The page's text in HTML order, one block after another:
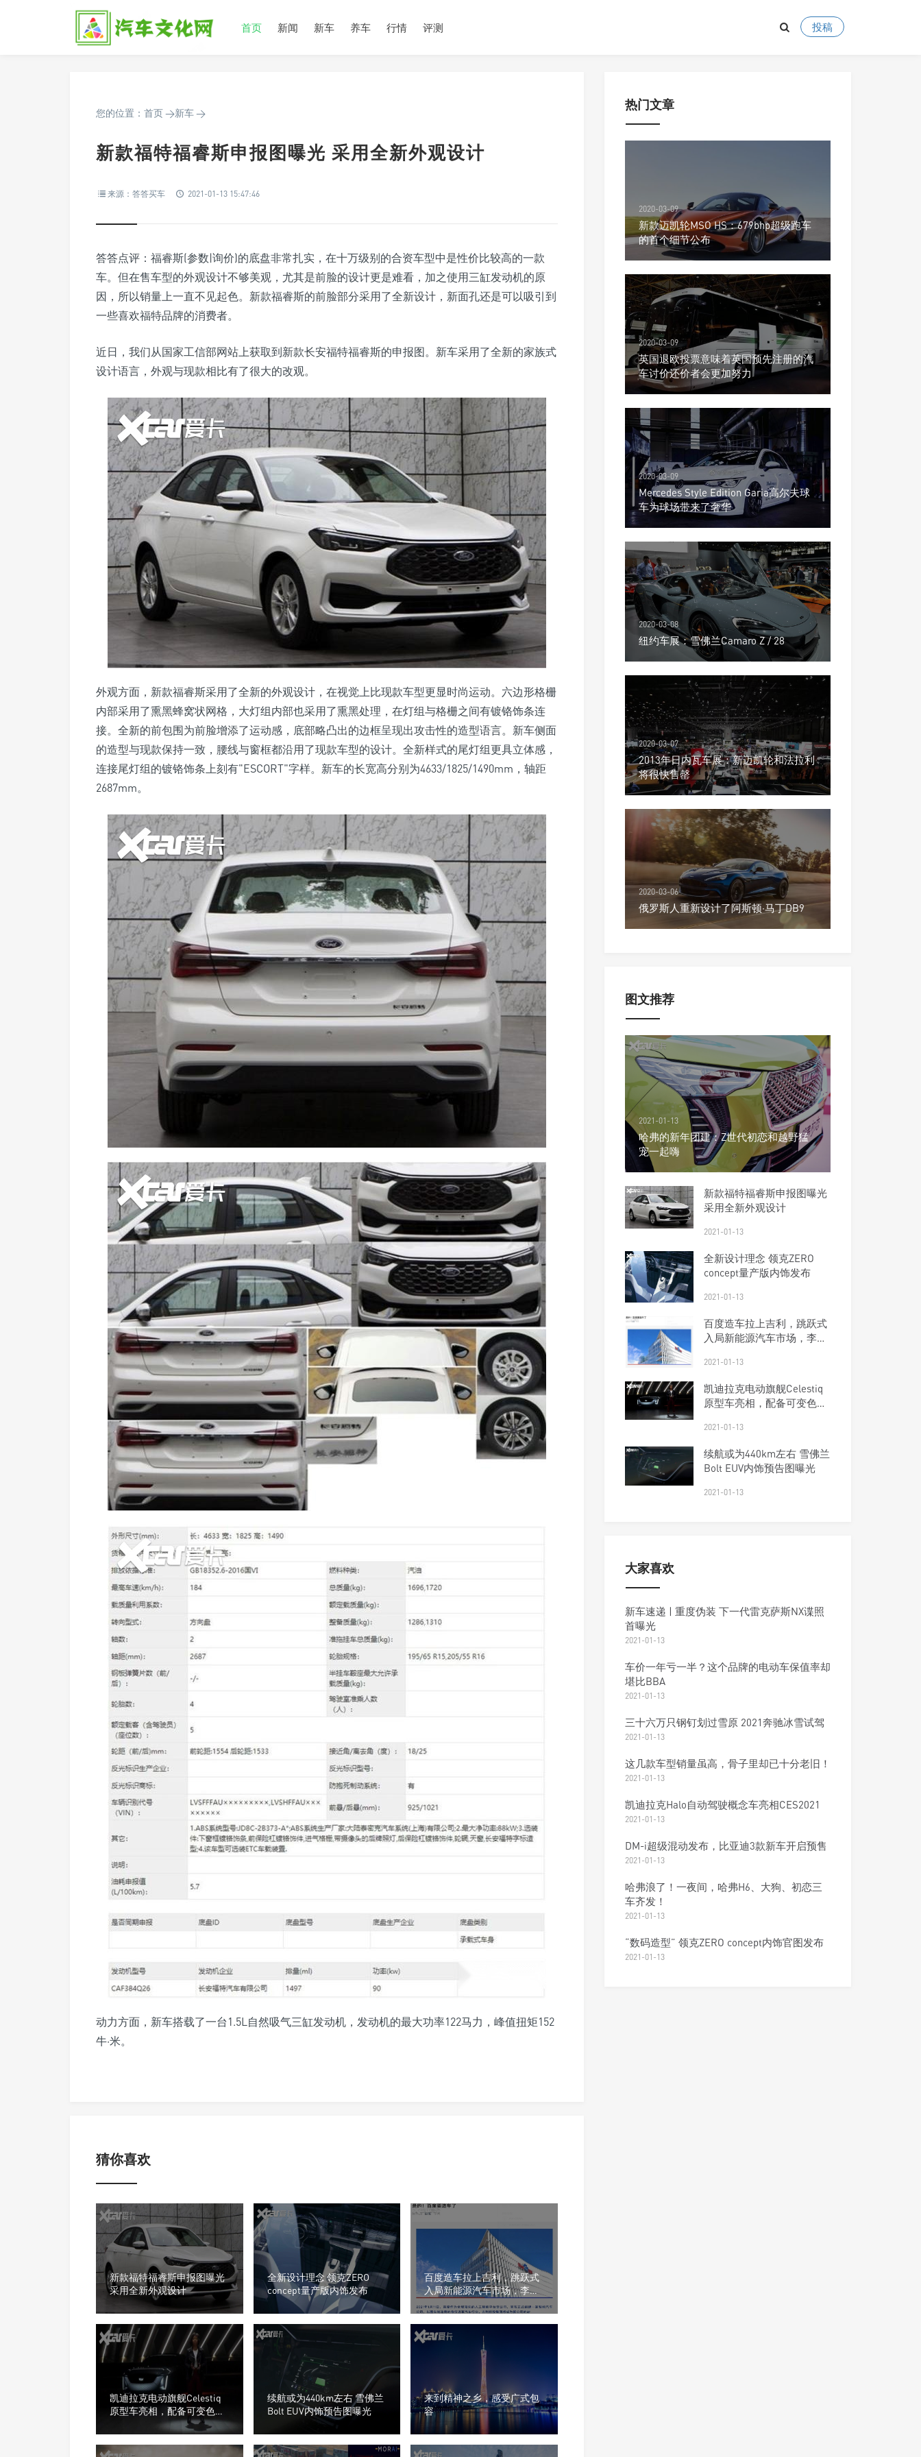
首页 新闻 新车 养车 行情 评测 投稿
您的位置： 首页>新车>
新款福特福睿斯申报图曝光 采用全新外观设计
来源：答答买车 2021-01-13 15:47:46
答答点评：福睿斯(参数|询价)的底盘非常扎实，在十万级别的合资车型中是性价比较高的一款
车。但在售车型的外观设计不够美观，尤其是前脸的设计更是难看，加之使用三缸发动机的原
因，所以销量上一直不见起色。新款福睿斯的前脸部分采用了全新设计，新面孔还是可以吸引到
一些喜欢福特品牌的消费者。
近日，我们从国家工信部网站上获取到新款长安福特福睿斯的申报图。新车采用了全新的家族式
设计语言，外观与现款相比有了很大的改观。
外观方面，新款福睿斯采用了全新的外观设计，在视觉上比现款车型更显时尚运动。六边形格栅
内部采用了熏黑蜂窝状网格，大灯组内部也采用了熏黑处理，在灯组与格栅之间有镀铬饰条连
接。全新的前包围为前脸增添了运动感，底部略凸出的边框呈现出攻击性的造型语言。新车侧面
的造型与现款保持一致，腰线与窗框都沿用了现款车型的设计。全新样式的尾灯组更具立体感，
连接尾灯组的镀铬饰条上刻有"ESCORT"字样。新车的长宽高分别为4633/1825/1490mm，轴距
2687mm。
动力方面，新车搭载了一台1.5L自然吸气三缸发动机，发动机的最大功率122马力，峰值扭矩152
牛·米。
猜你喜欢
新款福特福睿斯申报图曝光
采用全新外观设计
全新设计理念 领克ZERO
concept量产版内饰发布
百度造车拉上吉利，跳跃式
入局新能源汽车市场，李彦
宏赢得漂亮？
凯迪拉克电动旗舰Celestiq
原型车亮相，配备可变色顶
续航或为440km左右 雪佛兰
Bolt EUV内饰预告图曝光
来到精神之乡，感受广式包
容
热门文章
2020-03-09
新款迈凯轮MSO HS：679bhp超级跑车
的首个细节公布
2020-03-09
英国退欧投票意味着英国预先注册的汽
车讨价还价者会更加努力
2020-03-09
Mercedes Style Edition Garia高尔夫球
车为球场带来了奢华
2020-03-08
纽约车展：雪佛兰Camaro Z / 28
2020-03-07
2013年日内瓦车展：新迈凯轮和法拉利
将很快售罄
2020-03-06
俄罗斯人重新设计了阿斯顿·马丁DB9
图文推荐
2021-01-13
哈弗的新年团建：Z世代初恋和越野猛
宠一起嗨
新款福特福睿斯申报图曝光
采用全新外观设计
2021-01-13
全新设计理念 领克ZERO
concept量产版内饰发布
2021-01-13
百度造车拉上吉利，跳跃式
入局新能源汽车市场，李彦
2021-01-13
凯迪拉克电动旗舰Celestiq
原型车亮相，配备可变色顶
2021-01-13
续航或为440km左右 雪佛兰
Bolt EUV内饰预告图曝光
2021-01-13
大家喜欢
新车速递 | 重度伪装 下一代雷克萨斯NX谍照
首曝光
2021-01-13
车价一年亏一半？这个品牌的电动车保值率却
堪比BBA
2021-01-13
三十六万只钢钉划过雪原 2021奔驰冰雪试驾
2021-01-13
这几款车型销量虽高，骨子里却已十分老旧！
2021-01-13
凯迪拉克Halo自动驾驶概念车亮相CES2021
2021-01-13
DM-i超级混动发布，比亚迪3款新车开启预售
2021-01-13
哈弗浪了！一夜间，哈弗H6、大狗、初恋三
车齐发！
2021-01-13
“数码造型” 领克ZERO concept内饰官图发布
2021-01-13